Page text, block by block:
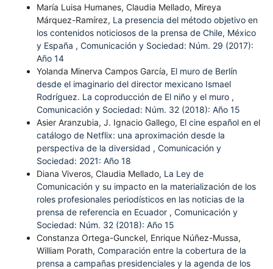
María Luisa Humanes, Claudia Mellado, Mireya
Márquez-Ramírez, La presencia del método objetivo en
los contenidos noticiosos de la prensa de Chile, México
y España , Comunicación y Sociedad: Núm. 29 (2017):
Año 14
Yolanda Minerva Campos García, El muro de Berlín
desde el imaginario del director mexicano Ismael
Rodríguez. La coproducción de El niño y el muro ,
Comunicación y Sociedad: Núm. 32 (2018): Año 15
Asier Aranzubia, J. Ignacio Gallego, El cine español en el
catálogo de Netflix: una aproximación desde la
perspectiva de la diversidad , Comunicación y
Sociedad: 2021: Año 18
Diana Viveros, Claudia Mellado, La Ley de
Comunicación y su impacto en la materialización de los
roles profesionales periodísticos en las noticias de la
prensa de referencia en Ecuador , Comunicación y
Sociedad: Núm. 32 (2018): Año 15
Constanza Ortega-Gunckel, Enrique Núñez-Mussa,
William Porath, Comparación entre la cobertura de la
prensa a campañas presidenciales y la agenda de los